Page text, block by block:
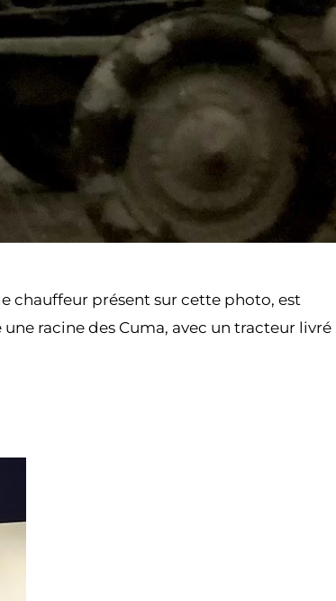
chauffeur présent sur cette photo, est
racine des Cuma, avec un tracteur livré